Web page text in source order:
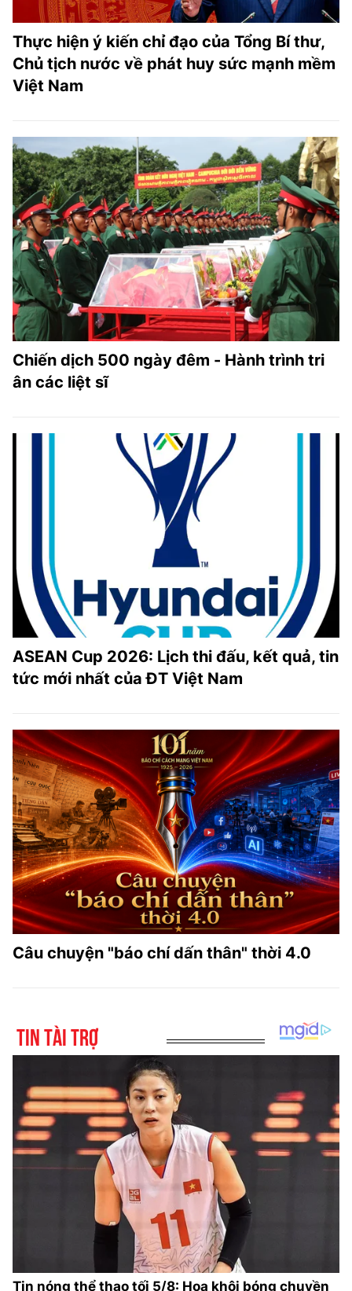
Thực hiện ý kiến chỉ đạo của Tổng Bí thư,
Chủ tịch nước về phát huy sức mạnh mềm
Việt Nam
Chiến dịch 500 ngày đêm - Hành trình tri
ân các liệt sĩ
ASEAN Cup 2026: Lịch thi đấu, kết quả, tin
tức mới nhất của ĐT Việt Nam
Câu chuyện "báo chí dấn thân" thời 4.0